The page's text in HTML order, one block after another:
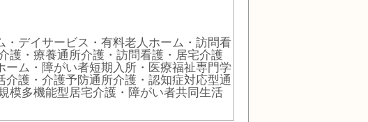
・デイサービス・有料老人ホーム・訪問看
護・療養通所介護・訪問看護・居宅介護
ム・障がい者短期入所・医療福祉専門学
護・介護予防通所介護・認知症対応型通
模多機能型居宅介護・障がい者共同生活